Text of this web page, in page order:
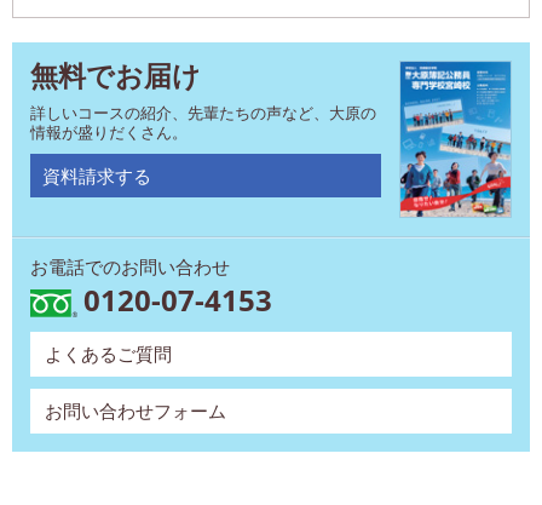
無料でお届け
詳しいコースの紹介、先輩たちの声など、大原の
情報が盛りだくさん。
資料請求する
お電話でのお問い合わせ
0120-07-4153
よくあるご質問
お問い合わせフォーム